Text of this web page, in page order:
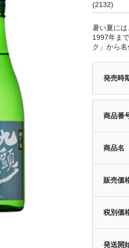
(2132)
暑い夏には
1997年ま
ク」から名
発売時
商品番
商品名
販売価
税別価
発送開